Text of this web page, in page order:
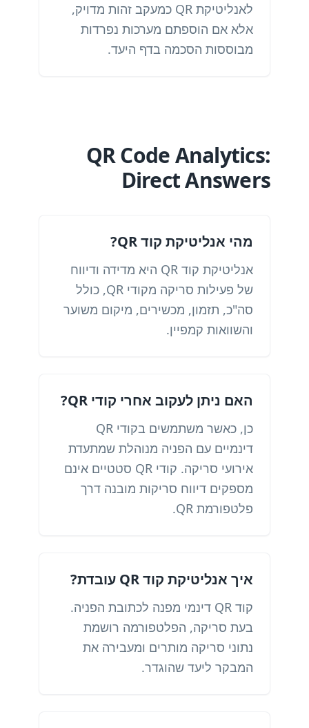
לאנליטיקת QR כמעקב זהות מדויק,
אלא אם הוספתם מערכות נפרדות
מבוססות הסכמה בדף היעד.
QR Code Analytics:
Direct Answers
מהי אנליטיקת קוד QR?
אנליטיקת קוד QR היא מדידה ודיווח
של פעילות סריקה מקודי QR, כולל
סה"כ, תזמון, מכשירים, מיקום משוער
והשוואות קמפיין.
האם ניתן לעקוב אחרי קודי QR?
כן, כאשר משתמשים בקודי QR
דינמיים עם הפניה מנוהלת שמתעדת
אירועי סריקה. קודי QR סטטיים אינם
מספקים דיווח סריקות מובנה דרך
פלטפורמת QR.
איך אנליטיקת קוד QR עובדת?
קוד QR דינמי מפנה לכתובת הפניה.
בעת סריקה, הפלטפורמה רושמת
נתוני סריקה מותרים ומעבירה את
המבקר ליעד שהוגדר.